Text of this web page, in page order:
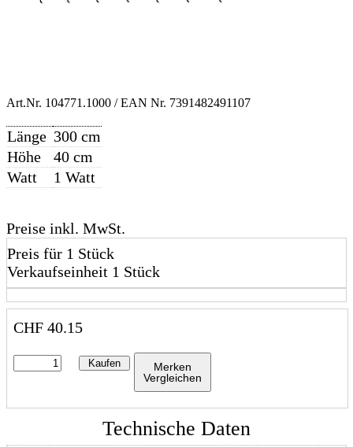
Art.Nr. 104771.1000 / EAN Nr. 7391482491107
Länge 300 cm
Höhe
40 cm
Watt
1 Watt
Preise inkl. MwSt.
Preis für 1 Stück
Verkaufseinheit 1 Stück
CHF 40.15
Kaufen
Merken
Vergleichen
Technische Daten